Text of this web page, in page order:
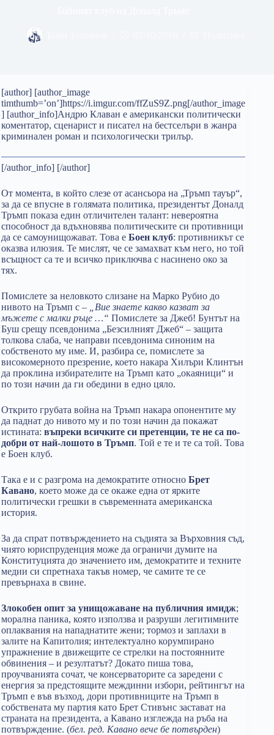
[author] [author_image
timthumb=’on’]https://i.imgur.com/ffZuS9Z.png[/author_image
] [author_info]Андрю Клаван е американски политически
коментатор, сценарист и писател на бестселъри в жанра
криминален роман и психологически трилър.
[/author_info] [/author]
От момента, в който слезе от асансьора на „Тръмп тауър“,
за да се впусне в голямата политика, президентът Доналд
Тръмп показа един отличителен талант: невероятна
способност да вдъхновява политическите си противници
да се самоунищожават. Това е Боен клуб: противникът се
оказва илюзия. Те мислят, че се замахват към него, но той
всъщност са те и всичко приключва с насинено око за
тях.
Помислете за неловкото слизане на Марко Рубио до
нивото на Тръмп с –
„Вие знаете какво казват за
мъжете с малки ръце …“ Помислете за Джеб! Бунтът на
Буш срещу псевдонима „Безсилният Джеб“ – защита
толкова слаба, че направи псевдонима синоним на
собственото му име. И, разбира се, помислете за
високомерното презрение, което накара Хилъри Клинтън
да проклина избирателите на Тръмп като „окаяници“ и
по този начин да ги обедини в едно цяло.
Открито грубата война на Тръмп накара опонентите му
да паднат до нивото му и по този начин да покажат
истината: въпреки всичките си претенции, те не са по-
добри от най-лошото в Тръмп. Той е те и те са той. Това
е Боен клуб.
Така е и с разгрома на демократите относно Брет
Кавано, което може да се окаже една от ярките
политически грешки в съвременната американска
история.
За да спрат потвърждението на съдията за Върховния съд,
чиято юриспруденция може да ограничи думите на
Конституцията до значението им, демократите и техните
медии си спретнаха такъв номер, че самите те се
превърнаха в свине.
Злокобен опит за унищожаване на публичния имидж;
морална паника, която използва и разруши легитимните
оплаквания на нападнатите жени; тормоз и заплахи в
залите на Капитолия; интелектуално корумпирано
упражнение в движещите се стрелки на постоянните
обвинения – и резултатът? Докато пиша това,
проучванията сочат, че консерваторите са заредени с
енергия за предстоящите междинни избори, рейтингът на
Тръмп е във възход, дори противниците на Тръмп в
собствената му партия като Брет Стивънс застават на
страната на президента, а Кавано изглежда на ръба на
потвърждение. (бел. ред. Кавано вече бе потвърден)